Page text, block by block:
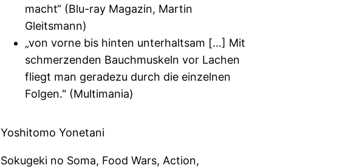
macht“ (Blu-ray Magazin, Martin
Gleitsmann)
„von vorne bis hinten unterhaltsam […] Mit
schmerzenden Bauchmuskeln vor Lachen
fliegt man geradezu durch die einzelnen
Folgen." (Multimania)
Yoshitomo Yonetani
Sokugeki no Soma, Food Wars, Action,